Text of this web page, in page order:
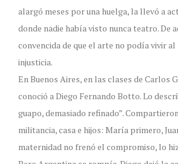
alargó meses por una huelga, la llevó a
donde nadie había visto nunca teatro. De
convencida de que el arte no podía vivir
injusticia.
En Buenos Aires, en las clases de Carlos
conoció a Diego Fernando Botto. Lo
guapo, demasiado refinado”.
militancia, casa e hijos: María primero,
maternidad no frenó el compromiso, lo